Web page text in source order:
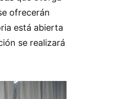
ofrecerán
está abierta
se realizará